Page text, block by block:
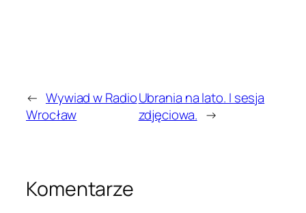
← Wywiad w Radio
Wrocław
Ubrania na lato. I sesja
zdjęciowa. →
Komentarze